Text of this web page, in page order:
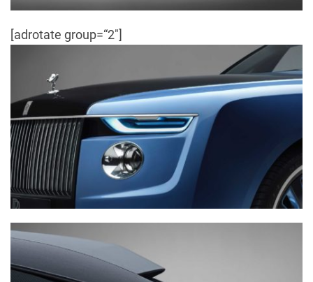
[adrotate group=“2″]